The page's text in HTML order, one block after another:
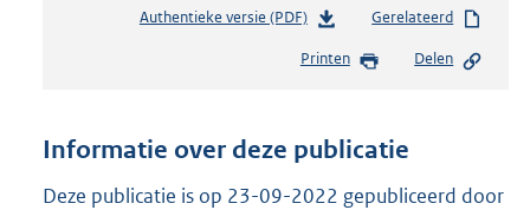
Authentieke versie (PDF)b
s
n
s
Gerelateerd
Printen Delen
Informatie over deze publicatie
Deze publicatie is op 23-09-2022 gepubliceerd door